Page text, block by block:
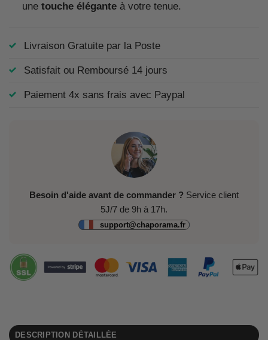
une touche éléganteà votre tenue.
Livraison Gratuite par la Poste
Satisfait ou Remboursé 14 jours
Paiement 4x sans frais avec Paypal
Besoin d'aide avant de commander ? Service client
5J/7 de 9h à 17h.
support@chaporama.fr
DESCRIPTION DÉTAILLÉE